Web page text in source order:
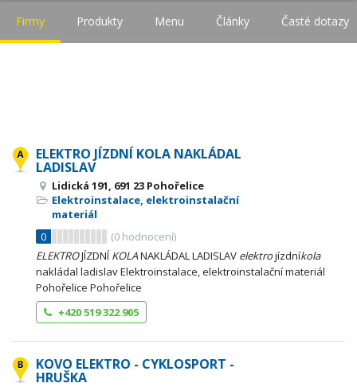
Firmy Produkty Menu Články Časté dotazy
ELEKTRO JÍZDNÍ KOLA NAKLÁDAL
LADISLAV
Lidická 191, 691 23 Pohořelice
Elektroinstalace, elektroinstalační
materiál
0
(0 hodnocení)
ELEKTROJÍZDNÍKOLANAKLÁDAL LADISLAV elektrojízdníkola
nakládal ladislav Elektroinstalace, elektroinstalační materiál
Pohořelice Pohořelice
+420 519 322 905
KOVO ELEKTRO - CYKLOSPORT -
HRUŠKA